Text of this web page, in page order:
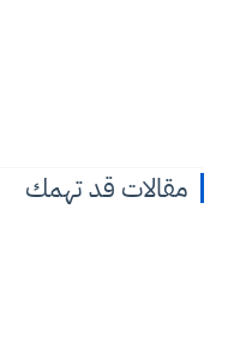
مقالات قد تهمك